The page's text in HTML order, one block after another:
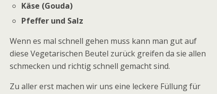
Käse (Gouda)
Pfeffer und Salz
Wenn es mal schnell gehen muss kann man gut auf
diese Vegetarischen Beutel zurück greifen da sie allen
schmecken und richtig schnell gemacht sind.
Zu aller erst machen wir uns eine leckere Füllung für